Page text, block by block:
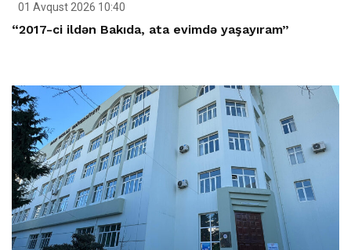
01 Avqust 2026 10:40
“2017-ci ildən Bakıda, ata evimdə yaşayıram”